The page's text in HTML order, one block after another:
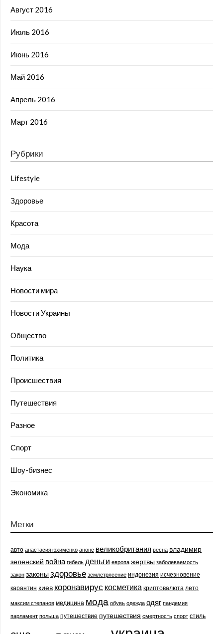
Август 2016
Июль 2016
Июнь 2016
Май 2016
Апрель 2016
Март 2016
Рубрики
Lifestyle
Здоровье
Красота
Мода
Наука
Новости мира
Новости Украины
Общество
Политика
Происшествия
Путешествия
Разное
Спорт
Шоу-бизнес
Экономика
Метки
авто анастасия юхименко анонс великобритания весна владимир
зеленский война гибель деньги европа жертвы заболеваемость
закон законыздоровье землетрясение индонезия исчезновение
карантин киев коронавирус косметика криптовалюта лето
максим степанов медицина мода обувь одежда одяг пандемия
парламент польша путешествие путешествия смертность спорт стиль